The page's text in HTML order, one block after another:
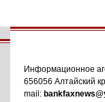
Информационное
656056 Алтайский
mail: